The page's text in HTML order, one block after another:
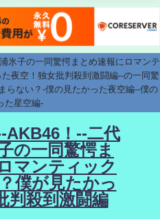
氷子の一同驚愕まとめ速報にロマンテ
夜空！独女批判殺到激闘編--の一同驚
らない？-僕の見たかった夜空編--僕の
た星空編-
AKB46！--二代
の一同驚愕ま
マンティック
僕が見たかっ
判殺到激闘編